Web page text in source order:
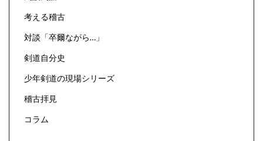
考える稽古
対談「卒爾ながら…」
剣道自分史
少年剣道の現場シリーズ
稽古拝見
コラム